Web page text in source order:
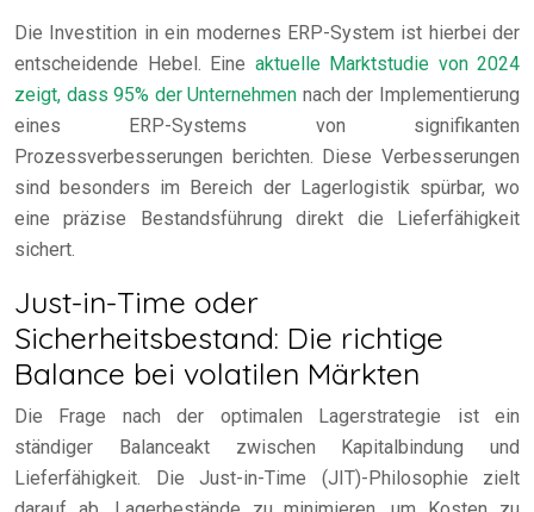
Die Investition in ein modernes ERP-System ist hierbei der
entscheidende Hebel. Eine aktuelle Marktstudie von 2024
zeigt, dass 95% der Unternehmen nach der Implementierung
eines ERP-Systems von signifikanten
Prozessverbesserungen berichten. Diese Verbesserungen
sind besonders im Bereich der Lagerlogistik spürbar, wo
eine präzise Bestandsführung direkt die Lieferfähigkeit
sichert.
Just-in-Time oder
Sicherheitsbestand: Die richtige
Balance bei volatilen Märkten
Die Frage nach der optimalen Lagerstrategie ist ein
ständiger Balanceakt zwischen Kapitalbindung und
Lieferfähigkeit. Die Just-in-Time (JIT)-Philosophie zielt